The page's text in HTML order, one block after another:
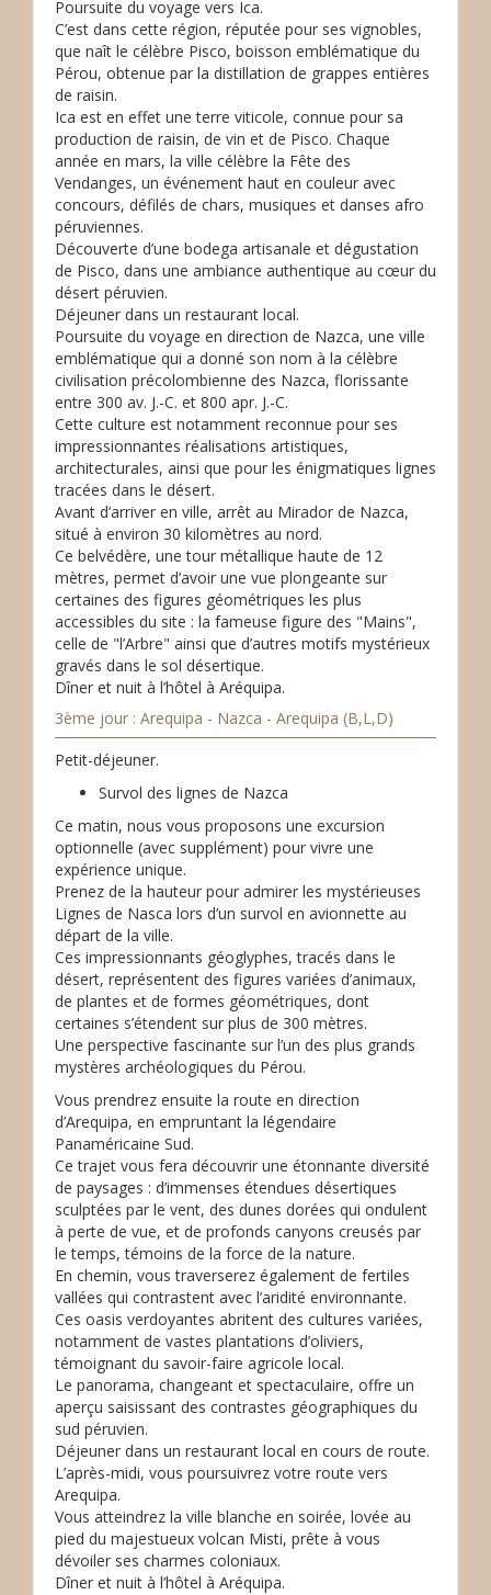
Poursuite du voyage vers Ica.
C’est dans cette région, réputée pour ses vignobles,
que naît le célèbre Pisco, boisson emblématique du
Pérou, obtenue par la distillation de grappes entières
de raisin.
Ica est en effet une terre viticole, connue pour sa
production de raisin, de vin et de Pisco. Chaque
année en mars, la ville célèbre la Fête des
Vendanges, un événement haut en couleur avec
concours, défilés de chars, musiques et danses afro
péruviennes.
Découverte d’une bodega artisanale et dégustation
de Pisco, dans une ambiance authentique au cœur du
désert péruvien.
Déjeuner dans un restaurant local.
Poursuite du voyage en direction de Nazca, une ville
emblématique qui a donné son nom à la célèbre
civilisation précolombienne des Nazca, florissante
entre 300 av. J.-C. et 800 apr. J.-C.
Cette culture est notamment reconnue pour ses
impressionnantes réalisations artistiques,
architecturales, ainsi que pour les énigmatiques lignes
tracées dans le désert.
Avant d’arriver en ville, arrêt au Mirador de Nazca,
situé à environ 30 kilomètres au nord.
Ce belvédère, une tour métallique haute de 12
mètres, permet d’avoir une vue plongeante sur
certaines des figures géométriques les plus
accessibles du site : la fameuse figure des "Mains",
celle de "l’Arbre" ainsi que d’autres motifs mystérieux
gravés dans le sol désertique.
Dîner et nuit à l’hôtel à Aréquipa.
3ème jour : Arequipa - Nazca - Arequipa (B,L,D)
Petit-déjeuner.
Survol des lignes de Nazca
Ce matin, nous vous proposons une excursion
optionnelle (avec supplément) pour vivre une
expérience unique.
Prenez de la hauteur pour admirer les mystérieuses
Lignes de Nasca lors d’un survol en avionnette au
départ de la ville.
Ces impressionnants géoglyphes, tracés dans le
désert, représentent des figures variées d’animaux,
de plantes et de formes géométriques, dont
certaines s’étendent sur plus de 300 mètres.
Une perspective fascinante sur l’un des plus grands
mystères archéologiques du Pérou.
Vous prendrez ensuite la route en direction
d’Arequipa, en empruntant la légendaire
Panaméricaine Sud.
Ce trajet vous fera découvrir une étonnante diversité
de paysages : d’immenses étendues désertiques
sculptées par le vent, des dunes dorées qui ondulent
à perte de vue, et de profonds canyons creusés par
le temps, témoins de la force de la nature.
En chemin, vous traverserez également de fertiles
vallées qui contrastent avec l’aridité environnante.
Ces oasis verdoyantes abritent des cultures variées,
notamment de vastes plantations d’oliviers,
témoignant du savoir-faire agricole local.
Le panorama, changeant et spectaculaire, offre un
aperçu saisissant des contrastes géographiques du
sud péruvien.
Déjeuner dans un restaurant local en cours de route.
L’après-midi, vous poursuivrez votre route vers
Arequipa.
Vous atteindrez la ville blanche en soirée, lovée au
pied du majestueux volcan Misti, prête à vous
dévoiler ses charmes coloniaux.
Dîner et nuit à l’hôtel à Aréquipa.